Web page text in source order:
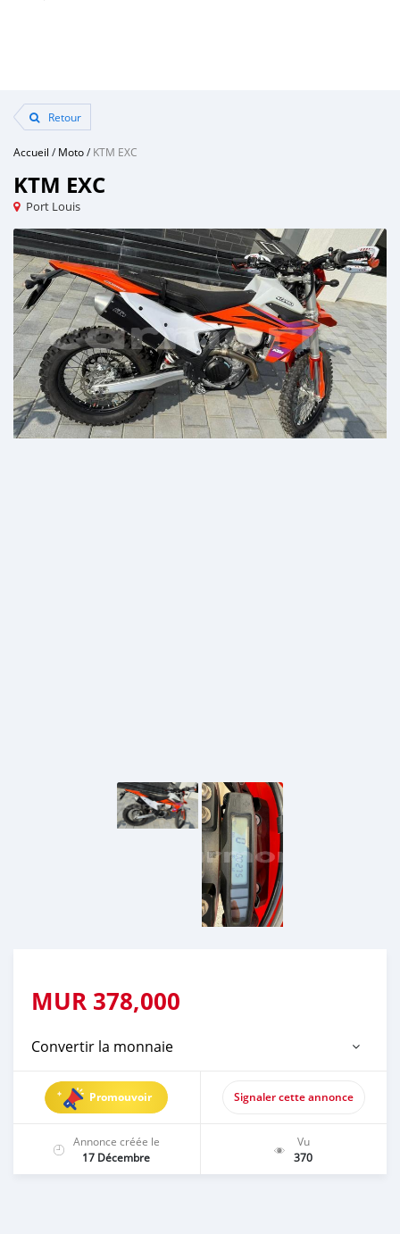
Retour
Accueil /Moto/KTM EXC
KTM EXC
Port Louis
MUR 378,000
Convertir la monnaie
Promouvoir Signaler cette annonce
Annonce créée le
17 Décembre
Vu
370